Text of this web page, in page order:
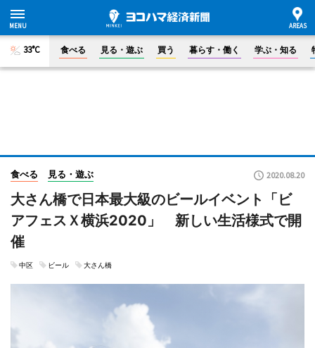
33°C 食べる 見る・遊ぶ 買う 暮らす・働く 学ぶ・知る
食べる 見る・遊ぶ 2020.08.20
大さん橋で日本最大級のビールイベント「ビ
アフェスＸ横浜2020」 新しい生活様式で開
催
中区 ビール 大さん橋